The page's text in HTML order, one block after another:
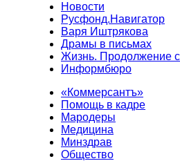
Новости
Русфонд.Навигатор
Варя Иштрякова
Драмы в письмах
Жизнь. Продолжение
Информбюро
«Коммерсантъ»
Помощь в кадре
Мародеры
Медицина
Минздрав
Общество